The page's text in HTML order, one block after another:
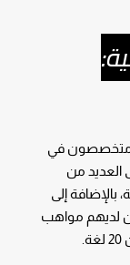
متخصصون في
العديد من
بالإضافة إلى
لديهم مواهب